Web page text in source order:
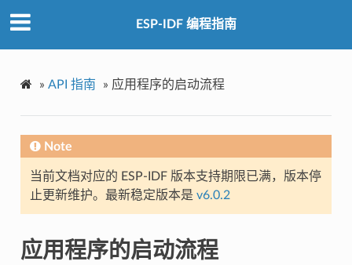
ESP-IDF 编程指南
» API 指南 » 应用程序的启动流程
Note
当前文档对应的 ESP-IDF 版本支持期限已满，版本停
止更新维护。最新稳定版本是 v6.0.2
应用程序的启动流程